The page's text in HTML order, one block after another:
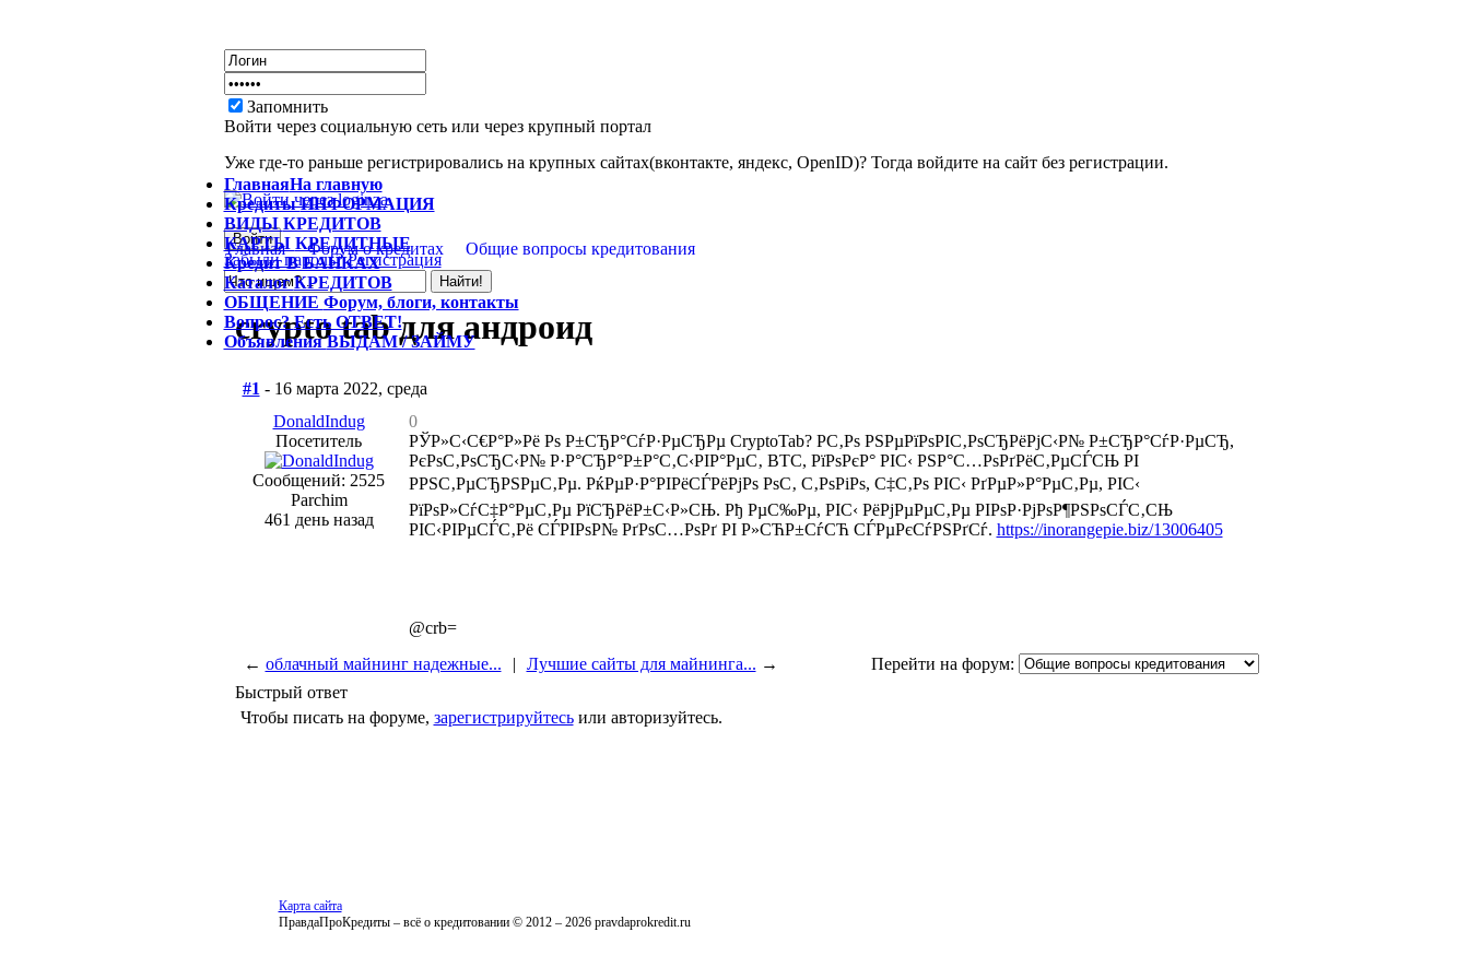
Запомнить
Войти через социальную сеть или через крупный портал
Уже где-то раньше регистрировались на крупных сайтах(вконтакте, яндекс, OpenID)? Тогда войдите на сайт без регистрации.
Забыли пароль? Регистрация
ГлавнаяНа главную
КредитыИНФОРМАЦИЯ
ВИДЫКРЕДИТОВ
КАРТЫ КРЕДИТНЫЕ
КредитВ БАНКАХ
КаталогКРЕДИТОВ
ОБЩЕНИЕ Форум, блоги, контакты
Вопрос?Есть ОТВЕТ!
ОбъявленияВЫДАМ / ЗАЙМУ
Главная Форум о кредитах Общие вопросы кредитования
crypto tab для андроид
#1 - 16 марта 2022, среда
DonaldIndug
Посетитель
Сообщений: 2525
Parchim
461 день назад
0
РЎР»С‹С€Р°Р»Рё Рѕ Р±СЂР°СѓР·РµСЂРµ CryptoTab? Р­С‚Рѕ РЅРµРїРѕРІС‚РѕСЂРёРјС‹Р№ Р±СЂР°СѓР·РµСЂ,
РєРѕС‚РѕСЂС‹Р№ Р·Р°СЂР°Р±Р°С‚С‹РІР°РµС‚ BTC, РїРѕРєР° РІС‹ РЅР°С…РѕРґРёС‚РµСЃСЊ РІ
РРЅС‚РµСЂРЅРµС‚Рµ. РќРµР·Р°РІРёСЃРёРјРѕ РѕС‚ С‚РѕРіРѕ, С‡С‚Рѕ РІС‹ РґРµР»Р°РµС‚Рµ, РІС‹
РїРѕР»СѓС‡Р°РµС‚Рµ РїСЂРёР±С‹Р»СЊ. Рђ РµС‰Рµ, РІС‹ РёРјРµРµС‚Рµ РІРѕР·РјРѕР¶РЅРѕСЃС‚СЊ
РІС‹РІРµСЃС‚Рё СЃРІРѕР№ РґРѕС…РѕРґ РІ Р»СЋР±СѓСЋ СЃРµРєСѓРЅРґСѓ. https://inorangepie.biz/13006405
@crb=
← облачный майнинг надежные... | Лучшие сайты для майнинга... →
Перейти на форум:
Быстрый ответ
Чтобы писать на форуме, зарегистрируйтесьили авторизуйтесь.
Карта сайта
ПравдаПроКредиты – всё о кредитовании © 2012 – 2026 pravdaprokredit.ru